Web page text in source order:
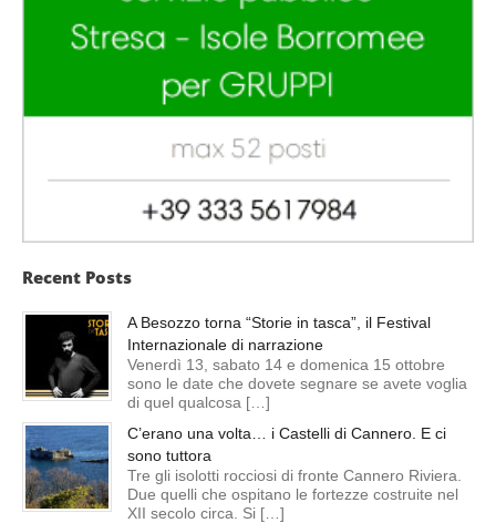
Recent Posts
A Besozzo torna “Storie in tasca”, il Festival
Internazionale di narrazione
Venerdì 13, sabato 14 e domenica 15 ottobre
sono le date che dovete segnare se avete voglia
di quel qualcosa […]
C’erano una volta… i Castelli di Cannero. E ci
sono tuttora
Tre gli isolotti rocciosi di fronte Cannero Riviera.
Due quelli che ospitano le fortezze costruite nel
XII secolo circa. Si […]